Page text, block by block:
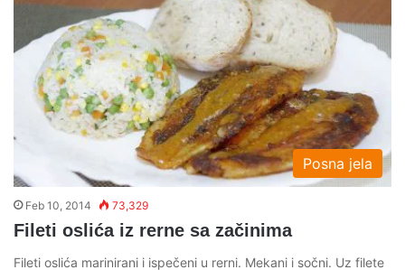
Posna jela
Feb 10, 2014 73,329
Fileti oslića iz rerne sa začinima
Fileti oslića marinirani i ispečeni u rerni. Mekani i sočni. Uz filete